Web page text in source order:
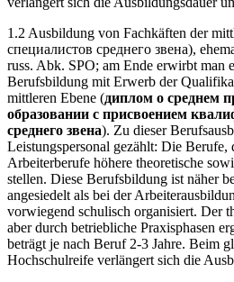
1.2 Ausbildung von Fachkäften der
специалистов среднего звена),
russ. Abk. SPO; am Ende erwirbt man
Berufsbildung mit Erwerb der
mittleren Ebene (диплом о среднем
образовании с присвоением
среднего звена). Zu dieser
Leistungspersonal gezählt: Die Berufe,
Arbeiterberufe höhere theoretische
stellen. Diese Berufsbildung ist näher
angesiedelt als bei der
vorwiegend schulisch organisiert. Der
aber durch betriebliche Praxisphasen
beträgt je nach Beruf 2-3 Jahre. Beim
Hochschulreife verlängert sich die